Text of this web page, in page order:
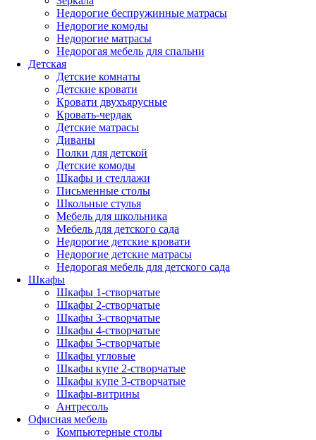
Недорогие беспружинные матрасы
Недорогие комоды
Недорогие матрасы
Недорогая мебель для спальни
Детская
Детские комнаты
Детские кровати
Кровати двухъярусные
Кровать-чердак
Детские матрасы
Диваны
Полки для детской
Детские комоды
Шкафы и стеллажи
Письменные столы
Школьные стулья
Мебель для школьника
Мебель для детского сада
Недорогие детские кровати
Недорогие детские матрасы
Недорогая мебель для детского сада
Шкафы
Шкафы 1-створчатые
Шкафы 2-створчатые
Шкафы 3-створчатые
Шкафы 4-створчатые
Шкафы 5-створчатые
Шкафы угловые
Шкафы купе 2-створчатые
Шкафы купе 3-створчатые
Шкафы-витрины
Антресоль
Офисная мебель
Компьютерные столы